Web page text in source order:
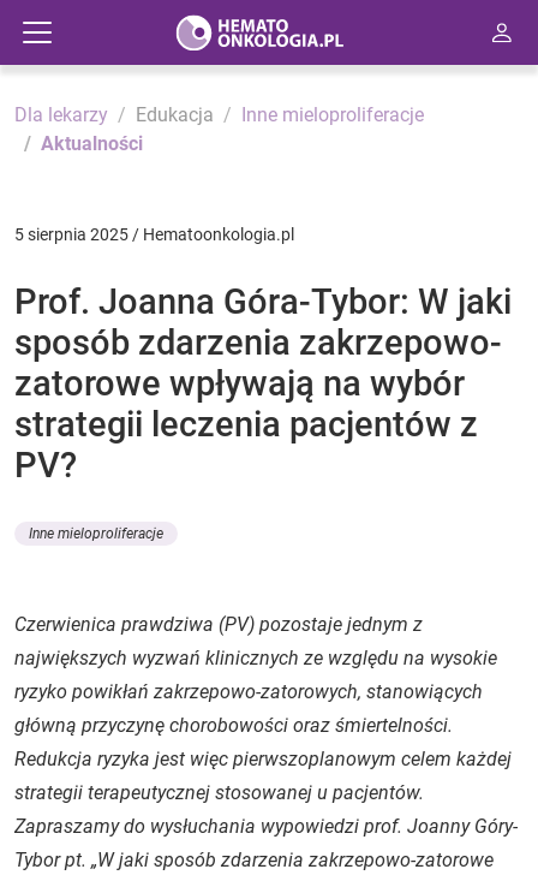
Dla lekarzy Edukacja
Inne mieloproliferacje
Aktualności
5 sierpnia 2025 / Hematoonkologia.pl
Prof. Joanna Góra-Tybor: W jaki
sposób zdarzenia zakrzepowo-
zatorowe wpływają na wybór
strategii leczenia pacjentów z
PV?
Inne mieloproliferacje
Czerwienica prawdziwa (PV) pozostaje jednym z
największych wyzwań klinicznych ze względu na wysokie
ryzyko powikłań zakrzepowo-zatorowych, stanowiących
główną przyczynę chorobowości oraz śmiertelności.
Redukcja ryzyka jest więc pierwszoplanowym celem każdej
strategii terapeutycznej stosowanej u pacjentów.
Zapraszamy do wysłuchania wypowiedzi prof. Joanny Góry-
Tybor pt. „W jaki sposób zdarzenia zakrzepowo-zatorowe